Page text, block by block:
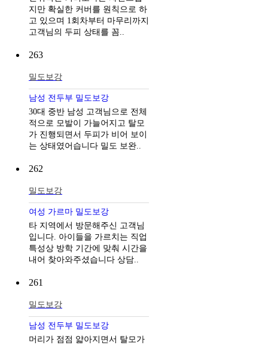
지만 확실한 커버를 원칙으로 하
고 있으며 1회차부터 마무리까지
고객님의 두피 상태를 꼼..
263
밀도보강
남성 전두부 밀도보강
30대 중반 남성 고객님으로 전체
적으로 모발이 가늘어지고 탈모
가 진행되면서 두피가 비어 보이
는 상태였어습니다 밀도 보완..
262
밀도보강
여성 가르마 밀도보강
타 지역에서 방문해주신 고객님
입니다. 아이들을 가르치는 직업
특성상 방학 기간에 맞춰 시간을
내어 찾아와주셨습니다 상담..
261
밀도보강
남성 전두부 밀도보강
머리가 점점 얇아지면서 탈모가